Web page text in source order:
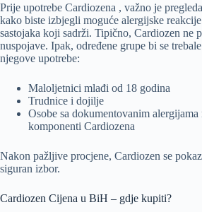
Prije upotrebe Cardiozena , važno je
kako biste izbjegli moguće alergijske
sastojaka koji sadrži. Tipično, Cardiozen ne
nuspojave. Ipak, određene grupe bi se
njegove upotrebe:
Maloljetnici mlađi od 18 godina
Trudnice i dojilje
Osobe sa dokumentovanim
komponenti Cardiozena
Nakon pažljive procjene, Cardiozen se
siguran izbor.
Cardiozen Cijena u BiH – gdje kupiti?